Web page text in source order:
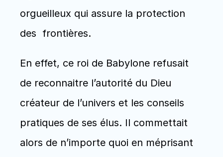
orgueilleux qui assure la protection
des  frontières.
En effet, ce roi de Babylone refusait
de reconnaitre l’autorité du Dieu
créateur de l’univers et les conseils
pratiques de ses élus. Il commettait
alors de n’importe quoi en méprisant